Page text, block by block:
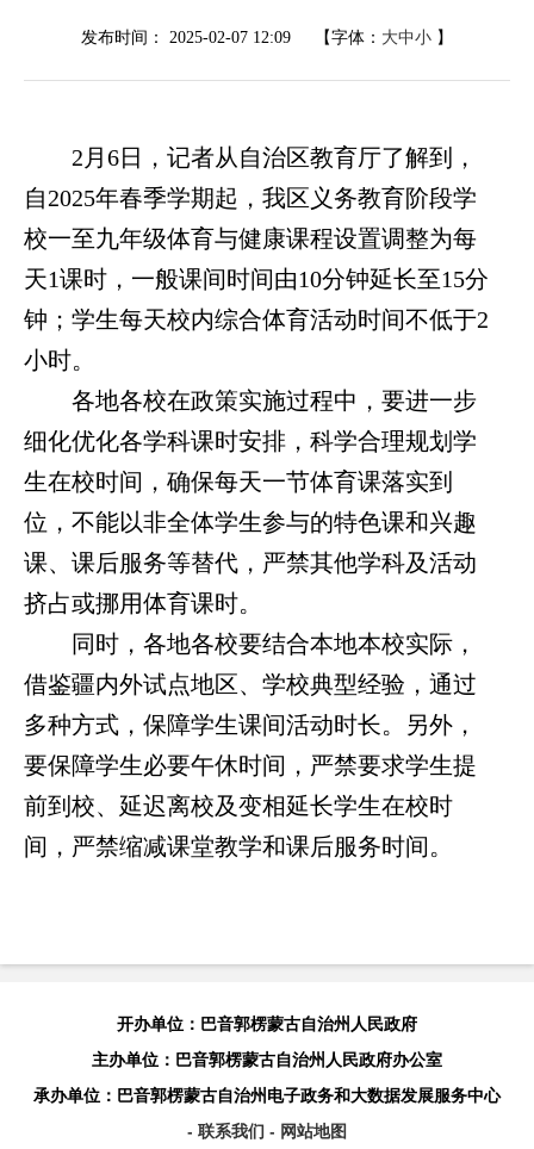
发布时间： 2025-02-07 12:09 【字体： 大中小 】
2 月 6日，记者从自治区教育厅了解到，
自2025年春季学期起，我区义务教育阶段学
校一至九年级体育与健康课程设置调整为每
天1课时，一般课间时间由10分钟延长至15分
钟；学生每天校内综合体育活动时间不低于2
小时。
各地各校在政策实施过程中，要进一步
细化优化各学科课时安排，科学合理规划学
生在校时间，确保每天一节体育课落实到
位，不能以非全体学生参与的特色课和兴趣
课、课后服务等替代，严禁其他学科及活动
挤占或挪用体育课时。
同时，各地各校要结合本地本校实际，
借鉴疆内外试点地区、学校典型经验，通过
多种方式，保障学生课间活动时长。另外，
要保障学生必要午休时间，严禁要求学生提
前到校、延迟离校及变相延长学生在校时
间，严禁缩减课堂教学和课后服务时间。
开办单位：巴音郭楞蒙古自治州人民政府
主办单位：巴音郭楞蒙古自治州人民政府办公室
承办单位：巴音郭楞蒙古自治州电子政务和大数据发展服务中心
- 联系我们- 网站地图